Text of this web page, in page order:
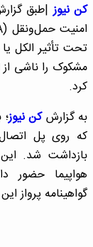
کن نیوز|طبق
تحت تأثیر الکل
مشکوک را ناشی
کرد.
به گزارشکن نیوز
بازداشت شد.
گواهینامه پرواز